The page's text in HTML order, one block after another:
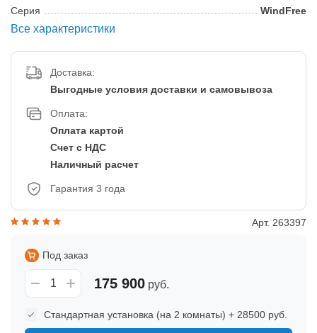
Серия
WindFree
Все характеристики
Доставка:
Выгодные условия доставки и самовывоза
Оплата:
Оплата картой
Счет с НДС
Наличный расчет
Гарантия 3 года
Арт. 263397
Под заказ
175 900 руб.
Стандартная установка (на 2 комнаты) + 28500 руб.